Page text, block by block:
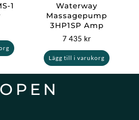
1
Waterway
Massagepump
3HP1SP Amp
7 435 kr
Lägg till i varukorg